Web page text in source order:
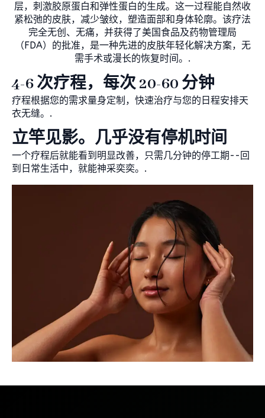
层，刺激胶原蛋白和弹性蛋白的生成。这一过程能自然收
紧松弛的皮肤，减少皱纹，塑造面部和身体轮廓。该疗法
完全无创、无痛，并获得了美国食品及药物管理局
（FDA）的批准，是一种先进的皮肤年轻化解决方案，无
需手术或漫长的恢复时间。.
4-6 次疗程，每次 20-60 分钟
疗程根据您的需求量身定制，快速治疗与您的日程安排天
衣无缝。.
立竿见影。几乎没有停机时间
一个疗程后就能看到明显改善，只需几分钟的停工期--回
到日常生活中，就能神采奕奕。.